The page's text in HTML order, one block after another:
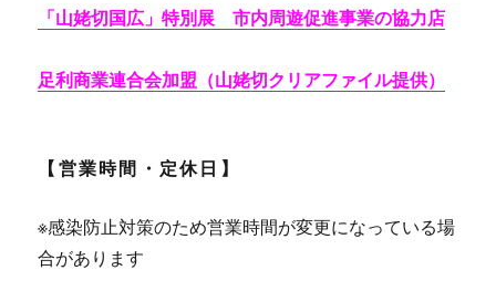
「山姥切国広」特別展 市内周遊促進事業の協力店
足利商業連合会加盟（山姥切クリアファイル提供）
【営業時間・定休日】
※感染防止対策のため営業時間が変更になっている場
合があります